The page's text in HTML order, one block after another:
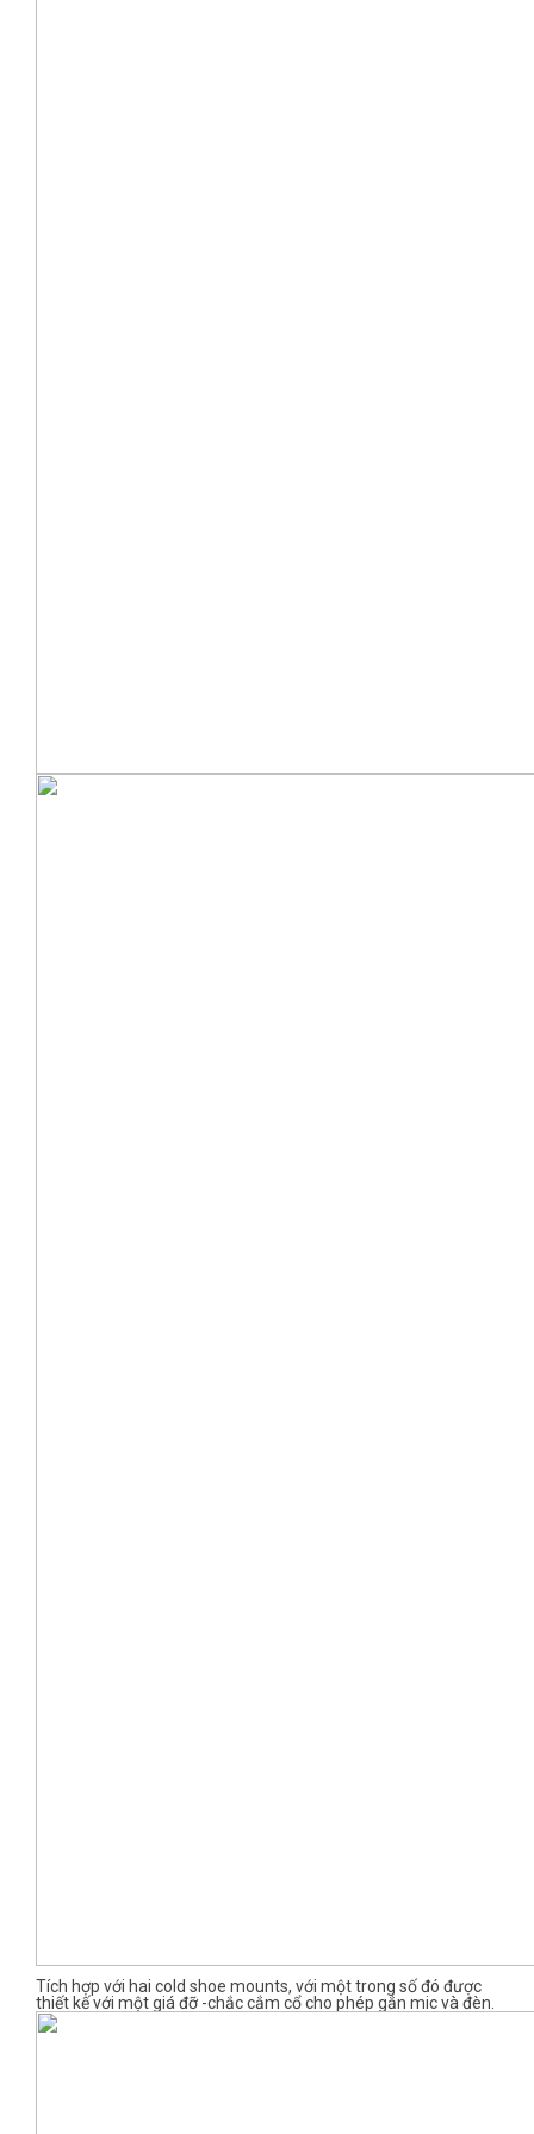
Tích hợp với hai cold shoe mounts, với một trong số đó được
thiết kế với một giá đỡ -chắc cắm cổ cho phép gắn mic và đèn.